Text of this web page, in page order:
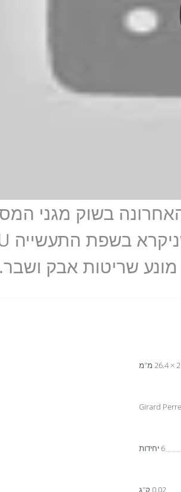
בשוק מגני
שריטות אבק ושבר.
מ"מ
Girard
6 יחידות
0.02 ק"ג